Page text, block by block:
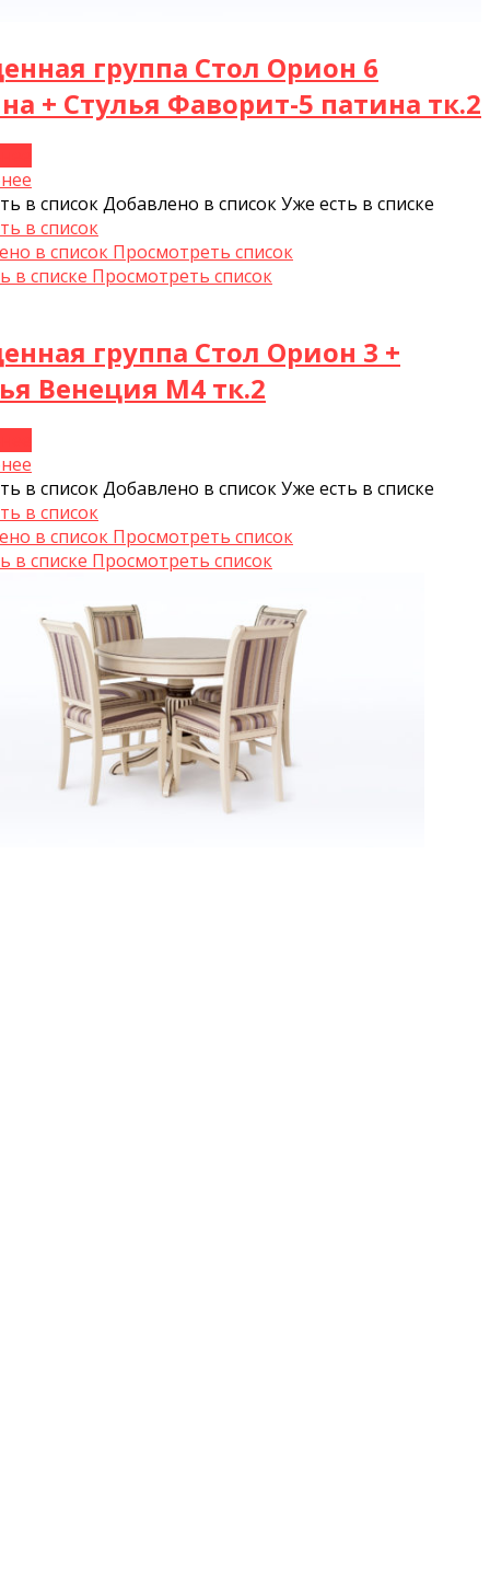
группа Стол Орион 6
+ Стулья Фаворит-5 патина тк.2
в списокДобавлено в списокУже есть в списке
в список
в список Просмотреть список
в списке Просмотреть список
группа Стол Орион 3 +
Венеция М4 тк.2
в списокДобавлено в списокУже есть в списке
в список
в список Просмотреть список
в списке Просмотреть список